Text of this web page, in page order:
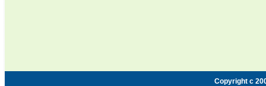
Copyright c